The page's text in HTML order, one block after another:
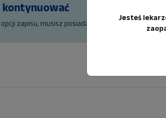
kontynuować
zapisu, musisz posiadać konto i być
Jesteś